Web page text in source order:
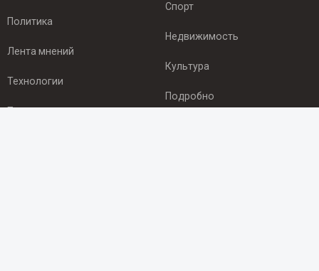
Политика
Лента мнений
Технологии
Происшествия
Спорт
Недвижимость
Культура
Подробно